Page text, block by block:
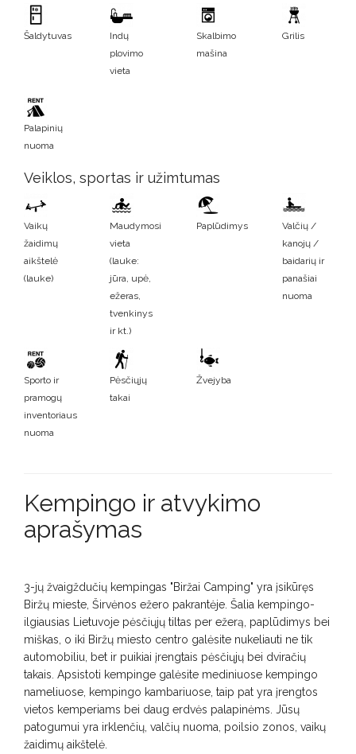
Šaldytuvas
Indų
plovimo
vieta
Skalbimo
mašina
Grilis
Palapinių
nuoma
Veiklos, sportas ir užimtumas
Vaikų
žaidimų
aikštelė
(lauke)
Maudymosi
vieta
(lauke:
jūra, upė,
ežeras,
tvenkinys
ir kt.)
Paplūdimys
Valčių /
kanojų /
baidarių ir
panašiai
nuoma
Sporto ir
pramogų
inventoriaus
nuoma
Pėsčiųjų
takai
Žvejyba
Kempingo ir atvykimo
aprašymas
3-jų žvaigždučių kempingas "Biržai Camping" yra įsikūręs
Biržų mieste, Širvėnos ežero pakrantėje. Šalia kempingo-
ilgiausias Lietuvoje pėsčiųjų tiltas per ežerą, paplūdimys bei
miškas, o iki Biržų miesto centro galėsite nukeliauti ne tik
automobiliu, bet ir puikiai įrengtais pėsčiųjų bei dviračių
takais. Apsistoti kempinge galėsite mediniuose kempingo
nameliuose, kempingo kambariuose, taip pat yra įrengtos
vietos kemperiams bei daug erdvės palapinėms. Jūsų
patogumui yra irklenčių, valčių nuoma, poilsio zonos, vaikų
žaidimų aikštelė.